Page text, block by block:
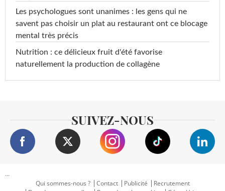
Les psychologues sont unanimes : les gens qui ne
savent pas choisir un plat au restaurant ont ce blocage
mental très précis
Nutrition : ce délicieux fruit d'été favorise
naturellement la production de collagène
SUIVEZ-NOUS
...
Qui sommes-nous ?
Contact Publicité
Recrutement